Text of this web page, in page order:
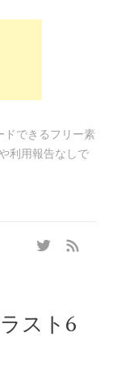
ドできるフリー素
利用報告なしで
スト6